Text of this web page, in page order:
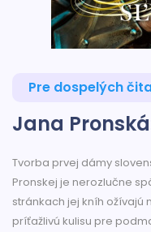
Pre dospelých
Jana
Tvorba prvej dámy
Pronskej je nerozlučne
stránkach jej kníh ožívajú
príťažlivú kulisu pre